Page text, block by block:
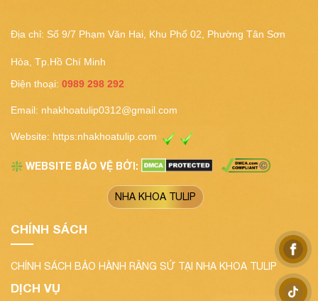
Địa chỉ: Số 9/7 Phạm Văn Hai, Khu Phố 02, Phường Tân Sơn
Hòa, Tp.Hồ Chí Minh
Điện thoại: 0989 298 292
Email: nhakhoatulip0312@gmail.com
Website: https:nhakhoatulip.com
❇️ WEBSITE BẢO VỆ BỞI:
NHA KHOA TULIP
CHÍNH SÁCH
CHÍNH SÁCH BẢO HÀNH RĂNG SỨ TẠI NHA KHOA TULIP
DỊCH VỤ